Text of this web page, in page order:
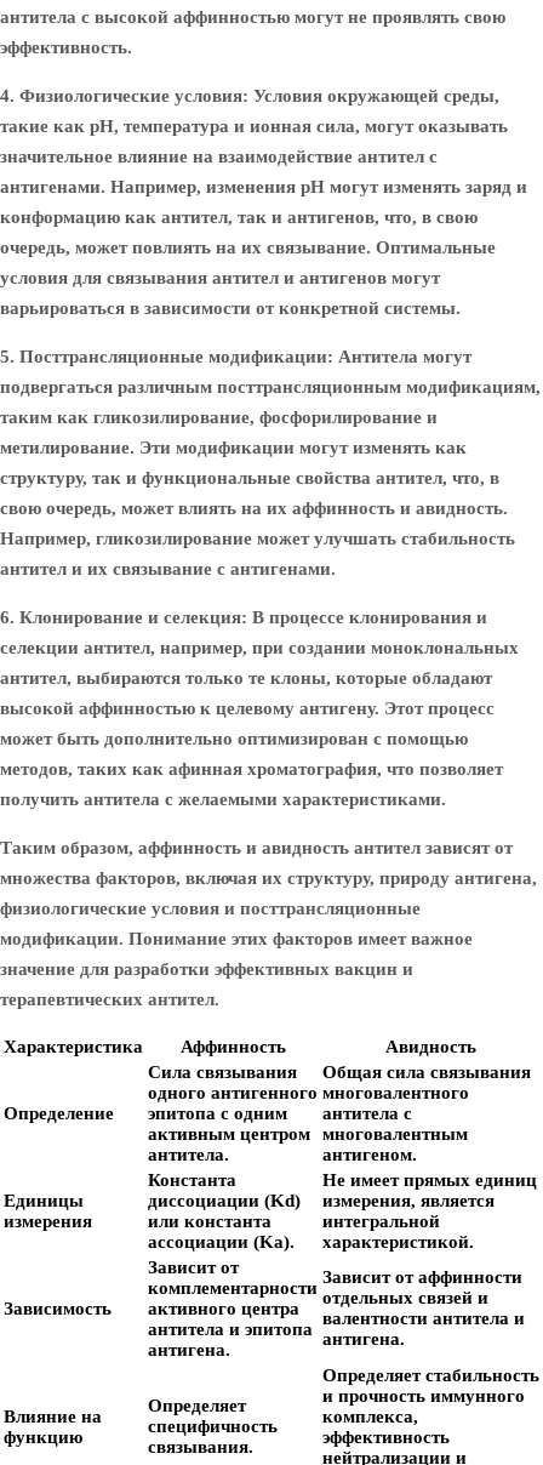
антитела с высокой аффинностью могут не проявлять свою
эффективность.
4. Физиологические условия: Условия окружающей среды,
такие как pH, температура и ионная сила, могут оказывать
значительное влияние на взаимодействие антител с
антигенами. Например, изменения pH могут изменять заряд и
конформацию как антител, так и антигенов, что, в свою
очередь, может повлиять на их связывание. Оптимальные
условия для связывания антител и антигенов могут
варьироваться в зависимости от конкретной системы.
5. Посттрансляционные модификации: Антитела могут
подвергаться различным посттрансляционным модификациям,
таким как гликозилирование, фосфорилирование и
метилирование. Эти модификации могут изменять как
структуру, так и функциональные свойства антител, что, в
свою очередь, может влиять на их аффинность и авидность.
Например, гликозилирование может улучшать стабильность
антител и их связывание с антигенами.
6. Клонирование и селекция: В процессе клонирования и
селекции антител, например, при создании моноклональных
антител, выбираются только те клоны, которые обладают
высокой аффинностью к целевому антигену. Этот процесс
может быть дополнительно оптимизирован с помощью
методов, таких как афинная хроматография, что позволяет
получить антитела с желаемыми характеристиками.
Таким образом, аффинность и авидность антител зависят от
множества факторов, включая их структуру, природу антигена,
физиологические условия и посттрансляционные
модификации. Понимание этих факторов имеет важное
значение для разработки эффективных вакцин и
терапевтических антител.
Характеристика Аффинность Авидность
Определение
Сила связывания
одного антигенного
эпитопа с одним
активным центром
антитела.
Общая сила связывания
многовалентного
антитела с
многовалентным
антигеном.
Единицы
измерения
Константа
диссоциации (Kd)
или константа
ассоциации (Ka).
Не имеет прямых единиц
измерения, является
интегральной
характеристикой.
Зависимость
Зависит от
комплементарности
активного центра
антитела и эпитопа
антигена.
Зависит от аффинности
отдельных связей и
валентности антитела и
антигена.
Влияние на
функцию
Определяет
специфичность
связывания.
Определяет стабильность
и прочность иммунного
комплекса,
эффективность
нейтрализации и